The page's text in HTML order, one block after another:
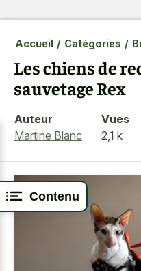
Contenu
Accueil / Catégories /
Les chiens de
sauvetage Rex
Auteur
Martine Blanc
Vues
2,1 k